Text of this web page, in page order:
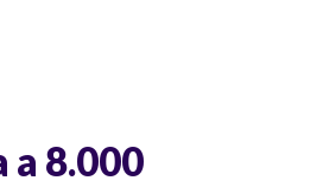
a 8.000